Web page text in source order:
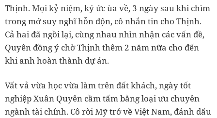
Thịnh. Mọi kỷ niệm, ký ức ùa về, 3 ngày sau khi chìm
trong mớ suy nghĩ hỗn độn, cô nhắn tin cho Thịnh.
Cả hai đã ngồi lại, cùng nhau nhìn nhận các vấn đề,
Quyên đồng ý chờ Thịnh thêm 2 năm nữa cho đến
khi anh hoàn thành dự án.
Vất vả vừa học vừa làm trên đất khách, ngày tốt
nghiệp Xuân Quyên cầm tấm bằng loại ưu chuyên
ngành tài chính. Cô rời Mỹ trở về Việt Nam, đánh dấu